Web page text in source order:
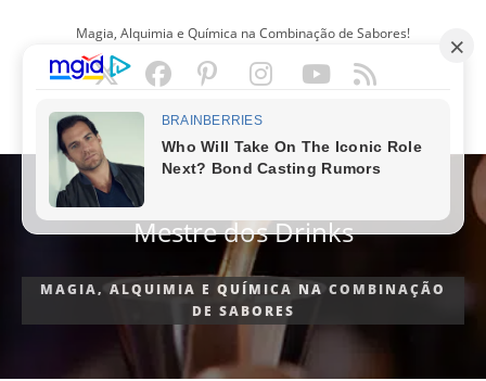
Magia, Alquimia e Química na Combinação de Sabores!
PORTUGUÊS
Mestre dos Drinks
MAGIA, ALQUIMIA E QUÍMICA NA COMBINAÇÃO
DE SABORES